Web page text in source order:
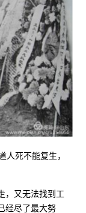
人死不能复生，
，又无法找到工
经尽了最大努